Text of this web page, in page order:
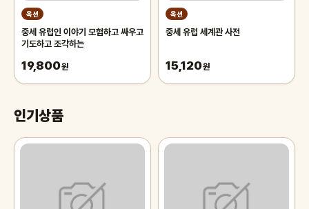
옥션
중세 유럽인 이야기 모험하고 싸우고
기도하고 조각하는
19,800원
옥션
중세 유럽 세계관 사전
15,120원
인기상품